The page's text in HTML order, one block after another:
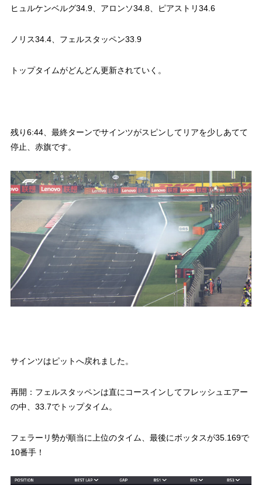
ヒュルケンベルグ34.9、アロンソ34.8、ピアストリ34.6
ノリス34.4、フェルスタッペン33.9
トップタイムがどんどん更新されていく。
残り6:44、最終ターンでサインツがスピンしてリアを少しあてて
停止、赤旗です。
サインツはピットへ戻れました。
再開：フェルスタッペンは直にコースインしてフレッシュエアー
の中、33.7でトップタイム。
フェラーリ勢が順当に上位のタイム、最後にボッタスが35.169で
10番手！